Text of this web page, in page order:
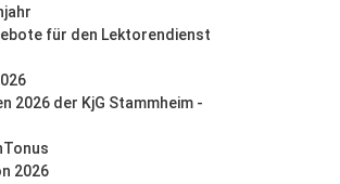
für den Lektorendienst
2026 der KjG Stammheim -
2026